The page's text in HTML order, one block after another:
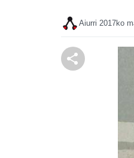
Aiurri 2017ko